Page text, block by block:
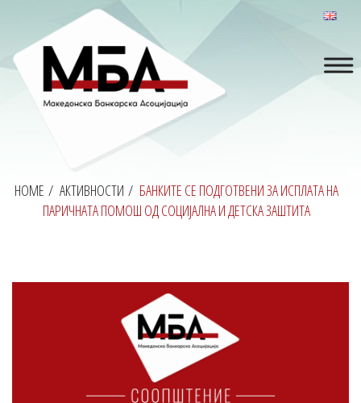
HOME / АКТИВНОСТИ / БАНКИТЕ СЕ ПОДГОТВЕНИ ЗА ИСПЛАТА НА
ПАРИЧНАТА ПОМОШ ОД СОЦИЈАЛНА И ДЕТСКА ЗАШТИТА